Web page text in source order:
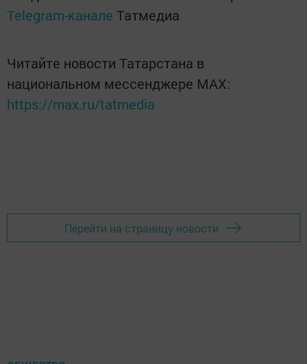
Telegram-канале Татмедиа
Читайте новости Татарстана в
национальном мессенджере MАХ:
https://max.ru/tatmedia
Перейти на страницу новости